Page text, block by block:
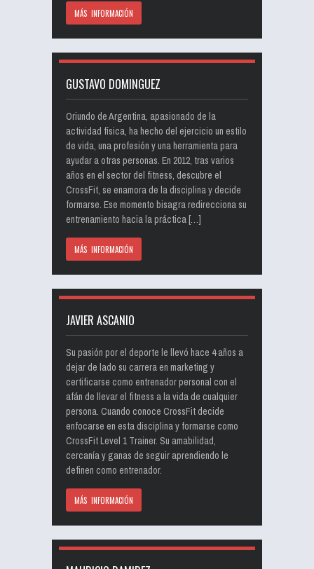
MÁS INFORMACIÓN
GUSTAVO DOMINGUEZ
Oriundo de Argentina, apasionado de la
actividad física, ha hecho del ejercicio un estilo
de vida, una profesión y una herramienta para
ayudar a otras personas. En 2012, tras varios
años en el sector del fitness, descubre el
CrossFit, se enamora de la disciplina y decide
formarse. Ese momento bisagra redirecciona su
entrenamiento hacia la práctica […]
MÁS INFORMACIÓN
JAVIER ASCANIO
Su pasión por el deporte le llevó hace 4 años a
dejar de lado su carrera en marketing y
certificarse como entrenador personal con el
afán de llevar el fitness a la vida de cualquier
persona. Cuando conoce CrossFit decide
enfocarse en esta disciplina y formarse como
CrossFit Level 1 Trainer. Su amabilidad,
cercanía y ganas de seguir aprendiendo le
definen como entrenador.
MÁS INFORMACIÓN